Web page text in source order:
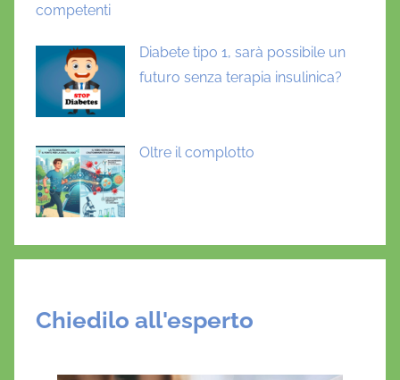
competenti
Diabete tipo 1, sarà possibile un
futuro senza terapia insulinica?
Oltre il complotto
Chiedilo all'esperto